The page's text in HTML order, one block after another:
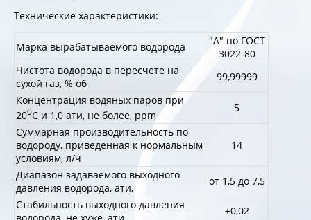
Технические характеристики:
Марка вырабатываемого водорода
"А" по ГОСТ
3022-80
Чистота водорода в пересчете на
сухой газ, % об
99,99999
Концентрация водяных паров при
200С и 1,0 ати, не более, ppm
5
Суммарная производительность по
водороду, приведенная к нормальным
условиям, л/ч
14
Диапазон задаваемого выходного
давления водорода, ати,
от 1,5 до 7,5
Стабильность выходного давления
±0,02